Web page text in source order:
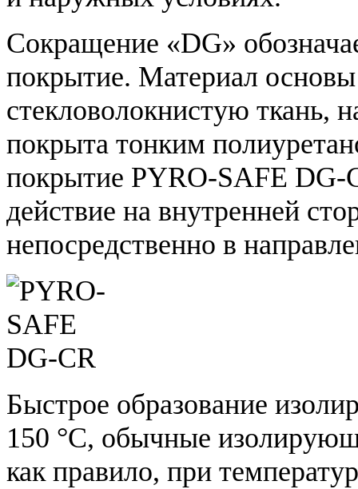
Сокращение «DG»
покрытие. Материал основы
стекловолокнистую ткань,
покрыта тонким
покрытие PYRO-SAFE DG-
действие на внутренней
непосредственно в
Быстрое образование
150 °C, обычные
как правило, при